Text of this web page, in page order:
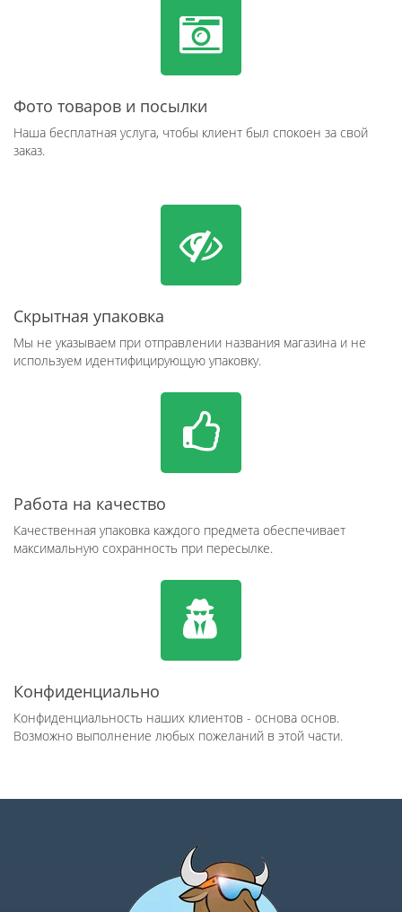
Фото товаров и посылки
Наша бесплатная услуга, чтобы клиент был спокоен за свой
заказ.
Скрытная упаковка
Мы не указываем при отправлении названия магазина и не
используем идентифицирующую упаковку.
Работа на качество
Качественная упаковка каждого предмета обеспечивает
максимальную сохранность при пересылке.
Конфиденциально
Конфиденциальность наших клиентов - основа основ.
Возможно выполнение любых пожеланий в этой части.